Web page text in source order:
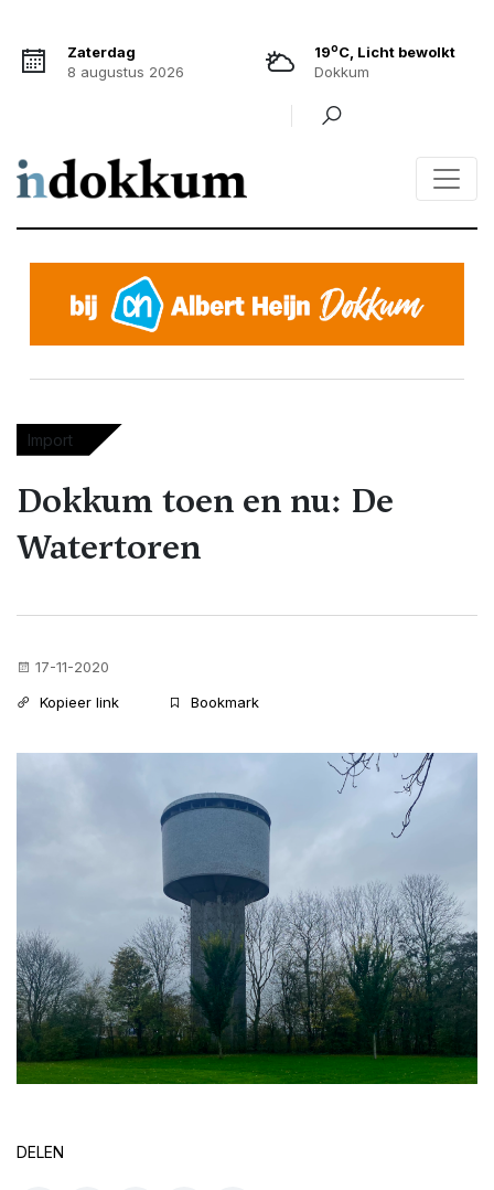
Zaterdag
8 augustus 2026
19oC, Licht bewolkt
Dokkum
Import
Dokkum toen en nu: De
Watertoren
17-11-2020
Kopieer link
Bookmark
DELEN